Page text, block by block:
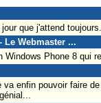
que j'attend
Le Webmaster ...
Phone 8 qui
enfin pouvoir faire